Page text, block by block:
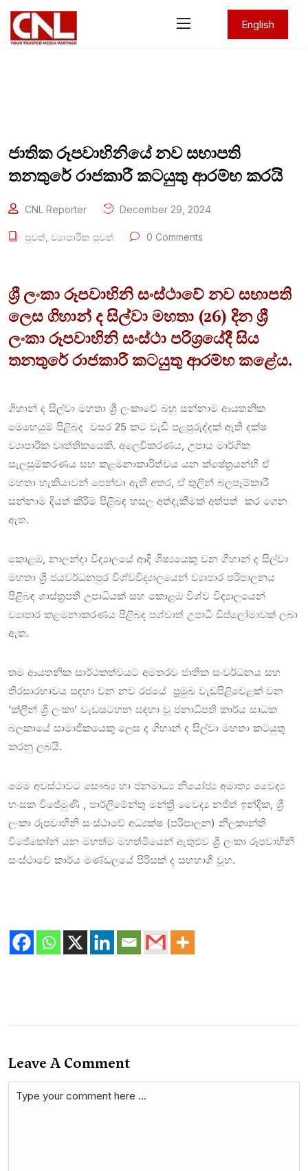
English
ජාතික රූපවාහිනියේ නව සභාපති
තනතුරේ රාජකාරී කටයුතු ආරම්භ කරයි
CNL Reporter December 29, 2024
පුවත් ව්‍යාපාරික පුවත් 0 Comments
ශ්‍රී ලංකා රූපවාහිනි සංස්ථාවේ නව සභාපති
ලෙස ගිහාන් ද සිල්වා මහතා (26) දින ශ්‍රී
ලංකා රූපවාහිනි සංස්ථා පරිශ්‍රයේදී සිය
තනතුරේ රාජකාරී කටයුතු ආරම්භ කළේය.
ගිහාන් ද සිල්වා මහතා ශ්‍රී ලංකාවේ බහු සන්නාම ආයතනික
මෙහෙයුම් පිළිබද වසර 25 කට වැඩි පළපුරුද්දක් ඇති දක්ෂ
ව්‍යාපාරික වෘත්තිකයෙකි. අලෙවිකරණය, උපාය මාර්ගික
සැලසුම්කරණය සහ කළමනාකාරිත්වය යන ක්ෂේත්‍රයන්හි ඒ
මහතා හැකියාවන් පෙන්වා ඇති අතර, ඒ තුලින් බලපෑම්කාරී
සන්නාම දියත් කිරීම පිළිබඳ හසල අත්දැකීමක් අත්පත් කර ගෙන
ඇත.
කොළඹ, නාලන්දා විද්‍යාලයේ ආදි ශිෂ්‍යයෙකු වන ගිහාන් ද සිල්වා
මහතා ශ්‍රී ජයවර්ධනපුර විශ්වවිද්‍යාලයෙන් ව්‍යාපාර පරිපාලනය
පිළිබඳ ශාස්ත්‍රපති උපාධියක් සහ කොළඹ විශ්ව විද්‍යාලයෙන්
ව්‍යාපාර කළමනාකරණය පිළිබඳ පශ්චාත් උපාධි ඩිප්ලෝමාවක් ලබා
ඇත.
තම ආයතනික සාර්ථකත්වයට අමතරව ජාතික සංවර්ධනය සහ
තිරසාරභාවය සඳහා වන නව රජයේ ප්‍රමුඛ වැඩපිළිවෙළක් වන
‘ක්ලීන් ශ්‍රී ලංකා’ වැඩසටහන සඳහා වූ ජනාධිපති කාර්ය සාධක
බලකායේ සාමාජිකයෙකු ලෙස ද ගිහාන් ද සිල්වා මහතා කටයුතු
කරනු ලබයි.
මෙම අවස්ථාවට සෞඛ්‍ය හා ජනමාධ්‍ය නියෝජ්‍ය අමාත්‍ය වෛද්‍ය
හංසක විජේමුණි , පාර්ලිමේන්තු මන්ත්‍රී වෛද්‍ය නජිත් ඉන්දික, ශ්‍රී
ලංකා රූපවාහිනි සංස්ථාවේ අධ්‍යක්ෂ (පරිපාලන) නීලකාන්ති
විජේකෝන් යන මහත්ම මහත්මියෙන් ඇතුළුව ශ්‍රී ලංකා රූපවාහිනී
සංස්ථාවේ කාර්ය මණ්ඩලයේ පිරිසක් ද සහභාගී වූහ.
Leave A Comment